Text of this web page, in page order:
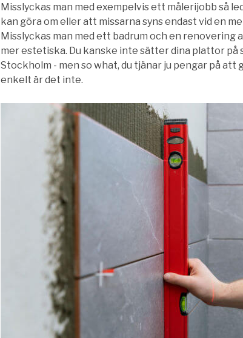
Misslyckas man med exempelvis ett målerijobb så
kan göra om eller att missarna syns endast vid en
Misslyckas man med ett badrum och en renovering
mer estetiska. Du kanske inte sätter dina plattor på
Stockholm - men so what, du tjänar ju pengar på att
enkelt är det inte.